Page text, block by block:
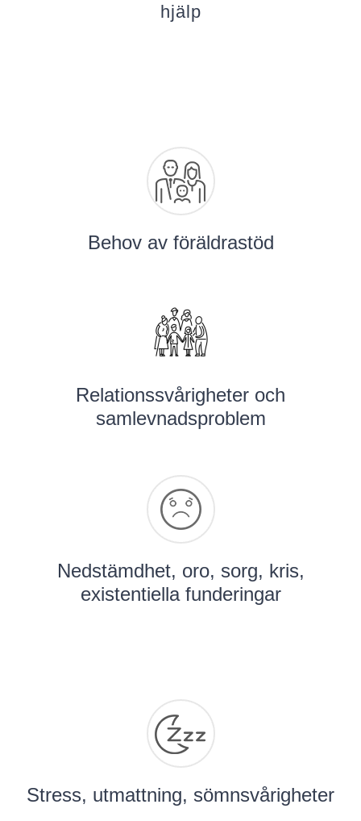
hjälp
Behov av föräldrastöd
Relationssvårigheter och
samlevnadsproblem
Nedstämdhet, oro, sorg, kris,
existentiella funderingar
Stress, utmattning, sömnsvårigheter